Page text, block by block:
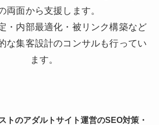
両面から支援します。
・内部最適化・被リンク構築など
な集客設計のコンサルも行ってい
ます。
トのアダルトサイト運営のSEO対策・